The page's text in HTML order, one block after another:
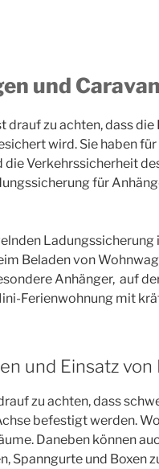
und Caravan
drauf zu achten, dass
wird. Sie haben
Verkehrssicherheit
für
Beladen von
Anhänger, auf
Ferienwohnung mit
und Einsatz
zu achten, dass
befestigt werden.
Daneben können
Spanngurte und Boxen